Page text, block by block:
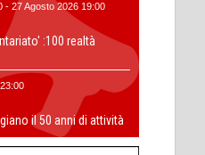
- 27 Agosto 2026 19:00
:100 realtà
il 50 anni di attività